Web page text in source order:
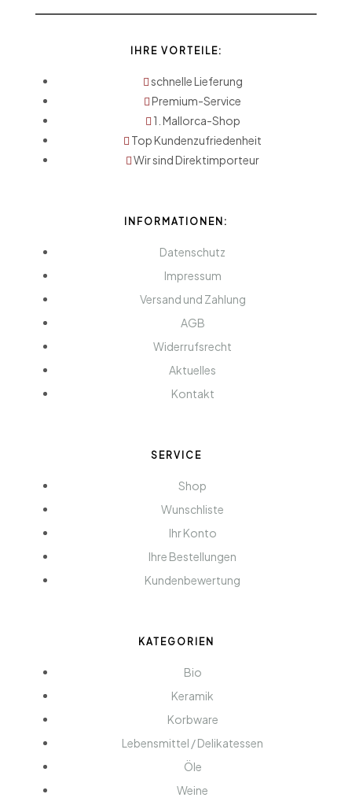
IHRE VORTEILE:
schnelle Lieferung
Premium-Service
1. Mallorca-Shop
Top Kundenzufriedenheit
Wir sind Direktimporteur
INFORMATIONEN:
Datenschutz
Impressum
Versand und Zahlung
AGB
Widerrufsrecht
Aktuelles
Kontakt
SERVICE
Shop
Wunschliste
Ihr Konto
Ihre Bestellungen
Kundenbewertung
KATEGORIEN
Bio
Keramik
Korbware
Lebensmittel / Delikatessen
Öle
Weine